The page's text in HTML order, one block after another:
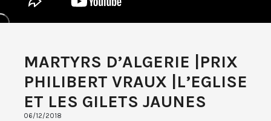
MARTYRS D’ALGERIE |PRIX
PHILIBERT VRAUX |L’EGLISE
ET LES GILETS JAUNES
06/12/2018